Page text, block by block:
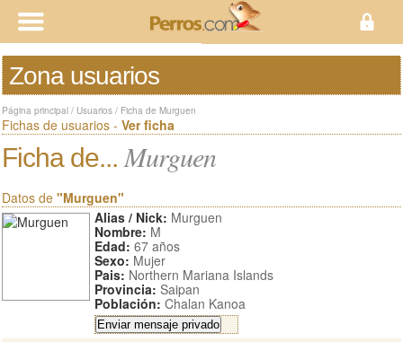
Zona usuarios
Página principal / Usuarios / Ficha de Murguen
Fichas de usuarios - Ver ficha
Ficha de... Murguen
Datos de "Murguen"
Alias / Nick: Murguen
Nombre: M
Edad: 67 años
Sexo: Mujer
Pais: Northern Mariana Islands
Provincia: Saipan
Población: Chalan Kanoa